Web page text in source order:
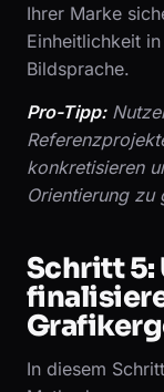
Ihrer Marke
Einheitlichkeit
Bildsprache.
Pro-Tipp:
konkretisieren
Orientierung zu
Schritt 5:
In diesem